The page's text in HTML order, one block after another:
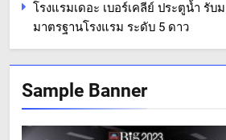
โรงแรมเดอะ เบอร์เคลีย์ ประตูน้ำ รั
มาตรฐานโรงแรม ระดับ 5 ดาว
Sample Banner